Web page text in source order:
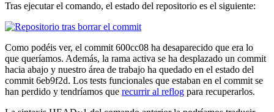
Tras ejecutar el comando, el estado del repositorio es el siguiente:
Como podéis ver, el commit 600cc08 ha desaparecido que era lo
que queríamos. Además, la rama activa se ha desplazado un commit
hacia abajo y nuestro área de trabajo ha quedado en el estado del
commit 6eb9f2d. Los tests funcionales que estaban en el commit se
han perdido y tendríamos que recurrir al reflog para recuperarlos.